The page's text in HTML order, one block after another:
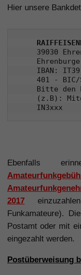
Hier unsere
39030
IBAN:
401 - BIC/
Bitte den
(z.B):
IN3xxx
Ebenfalls
2017
Funkamateure).
Postamt oder mit
eingezahlt werden.
Postüberweisung